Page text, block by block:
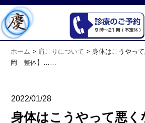
ホーム > 肩こりについて >身体はこうやっ
岡 整体】……
2022/01/28
身体はこうやって悪く